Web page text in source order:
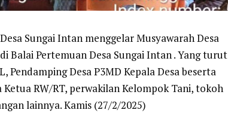
Sungai Intan menggelar Musyawarah Desa
Balai Pertemuan Desa Sungai Intan . Yang turut
Pendamping Desa P3MD Kepala Desa beserta
RW/RT, perwakilan Kelompok Tani, tokoh
lainnya. Kamis (27/2/2025)